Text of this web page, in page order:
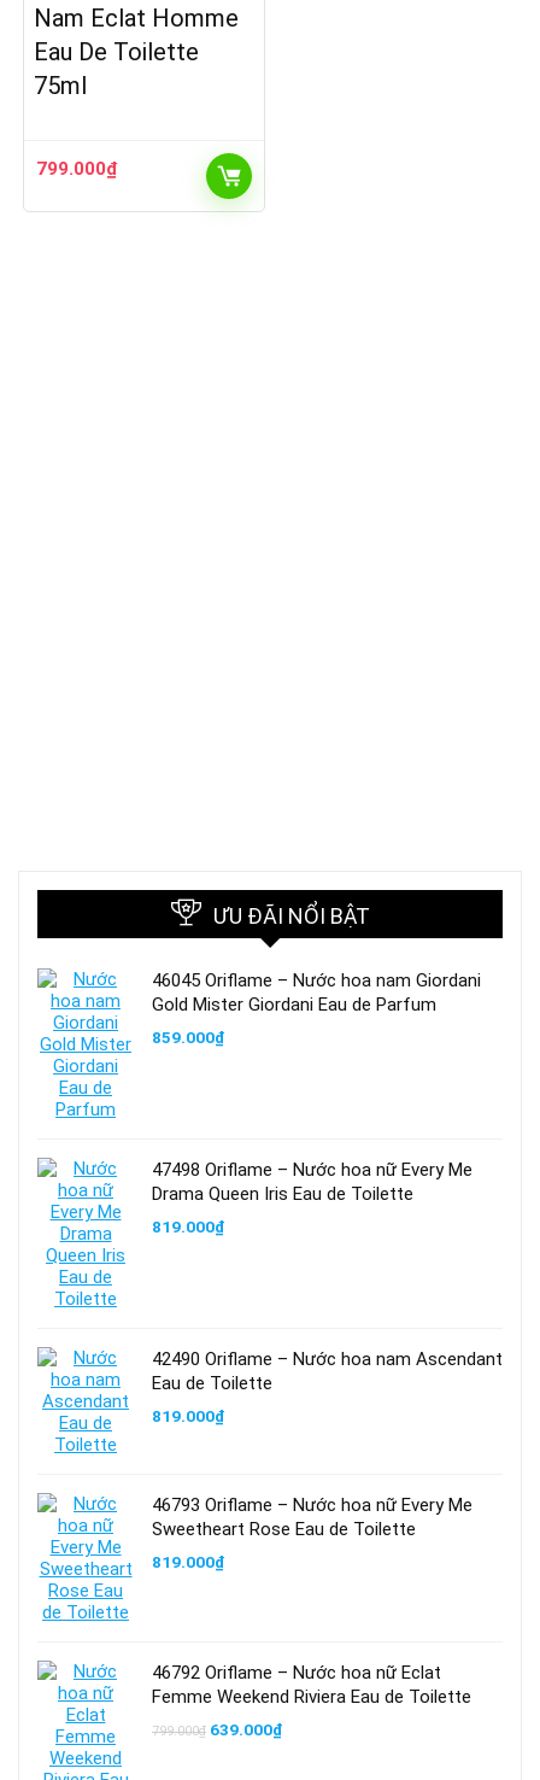
Nam Eclat Homme
Eau De Toilette
75ml
799.000₫
ƯU ĐÃI NỔI BẬT
46045 Oriflame – Nước hoa nam Giordani
Gold Mister Giordani Eau de Parfum
859.000₫
47498 Oriflame – Nước hoa nữ Every Me
Drama Queen Iris Eau de Toilette
819.000₫
42490 Oriflame – Nước hoa nam Ascendant
Eau de Toilette
819.000₫
46793 Oriflame – Nước hoa nữ Every Me
Sweetheart Rose Eau de Toilette
819.000₫
46792 Oriflame – Nước hoa nữ Eclat
Femme Weekend Riviera Eau de Toilette
799.000₫ Giá
639.000₫Giá